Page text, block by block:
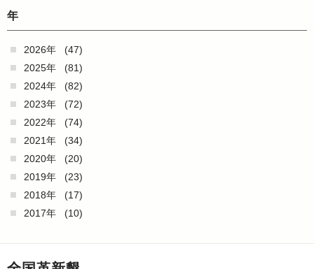
年
2026年
(47)
2025年
(81)
2024年
(82)
2023年
(72)
2022年
(74)
2021年
(34)
2020年
(20)
2019年
(23)
2018年
(17)
2017年
(10)